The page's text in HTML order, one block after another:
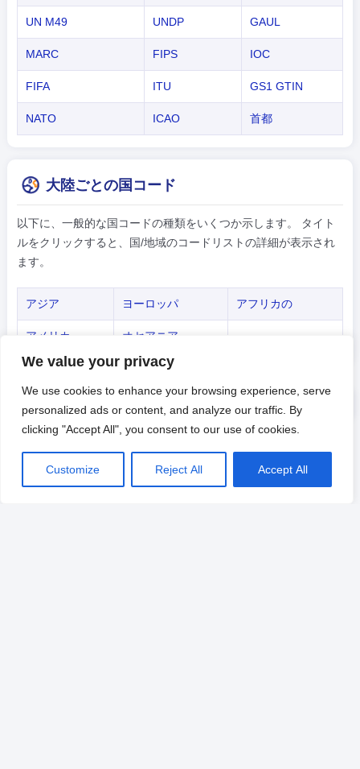
We value your privacy
We use cookies to enhance your browsing experience, serve
personalized ads or content, and analyze our traffic. By
clicking "Accept All", you consent to our use of cookies.
Customize Reject All Accept All
UN M49 UNDP GAUL
MARC FIPS IOC
FIFA ITU GS1 GTIN
NATO ICAO 首都
大陸ごとの国コード
以下に、一般的な国コードの種類をいくつか示します。 タイト
ルをクリックすると、国/地域のコードリストの詳細が表示され
ます。
アジア ヨーロッパ アフリカの
アメリカ オセアニア